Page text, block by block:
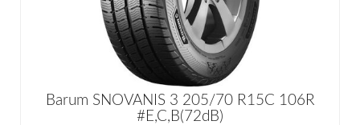
Barum SNOVANIS 3 205/70 R15C 106R
#E,C,B(72dB)